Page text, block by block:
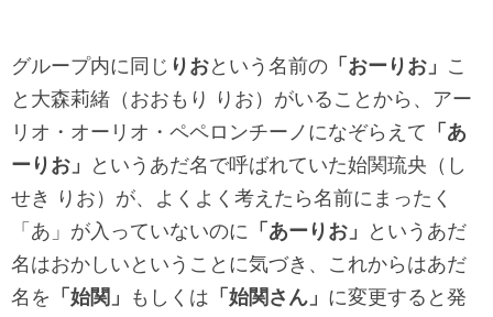
グループ内に同じ りおという名前の 「おーりお」 こ
と大森莉緒（おおもり りお）がいることから、アー
リオ・オーリオ・ペペロンチーノになぞらえて 「あ
ーりお」
というあだ名で呼ばれていた始関琉央（し
せき りお）が、よくよく考えたら名前にまったく
「あ」が入っていないのに 「あーりお」
というあだ
名はおかしいということに気づき、これからはあだ
名を 「始関」 もしくは 「始関さん」 に変更すると発